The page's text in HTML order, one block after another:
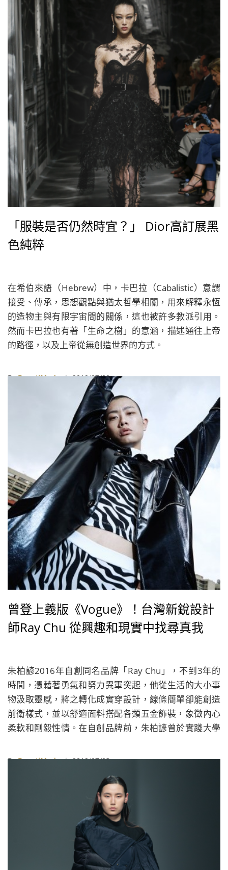
「服裝是否仍然時宜？」 Dior高訂展黑
色純粹
在希伯來語（Hebrew）中，卡巴拉（Cabalistic）意謂
接受、傳承，思想觀點與猶太哲學相關，用來解釋永恆
的造物主與有限宇宙間的關係，這也被許多教派引用。
然而卡巴拉也有著「生命之樹」的意涵，描述通往上帝
的路徑，以及上帝從無創造世界的方式。
ByBeautiMode| 2019/07/09
曾登上義版《Vogue》！台灣新銳設計
師Ray Chu 從興趣和現實中找尋真我
朱柏諺2016年自創同名品牌「Ray Chu」，不到3年的
時間，憑藉著勇氣和努力異軍突起，他從生活的大小事
物汲取靈感，將之轉化成實穿設計，線條簡單卻能創造
前衛樣式，並以舒適面料搭配各類五金飾裝，象徵內心
柔軟和剛毅性情。在自創品牌前，朱柏諺曾於實踐大學
當時的他就像是初生之犢，不畏懼走向世界，努力打破
ByBeautiMode| 2019/07/03